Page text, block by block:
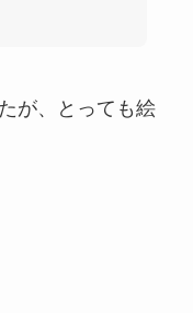
が、とっても絵